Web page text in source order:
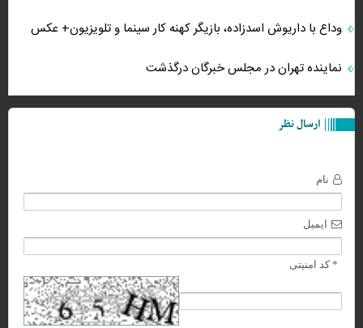
وداع با داریوش اسدزاده، بازیگر کهنه کار سینما و تلویزیون+ عکس
نماینده تهران در مجلس خبرگان درگذشت
ارسال نظر
نام
ایمیل
* کد امنیتی